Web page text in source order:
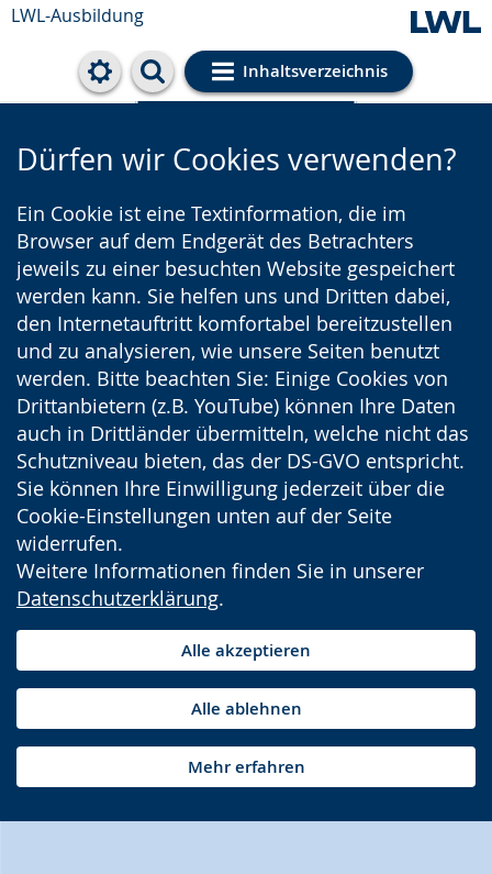
LWL-Ausbildung
Inhaltsverzeichnis
Cookie-Einstellungen
Dürfen wir Cookies verwenden?
Ein Cookie ist eine Textinformation, die im
Browser auf dem Endgerät des Betrachters
jeweils zu einer besuchten Website gespeichert
werden kann. Sie helfen uns und Dritten dabei,
den Internetauftritt komfortabel bereitzustellen
und zu analysieren, wie unsere Seiten benutzt
werden. Bitte beachten Sie: Einige Cookies von
Drittanbietern (z.B. YouTube) können Ihre Daten
auch in Drittländer übermitteln, welche nicht das
Schutzniveau bieten, das der DS-GVO entspricht.
Sie können Ihre Einwilligung jederzeit über die
Cookie-Einstellungen unten auf der Seite
widerrufen.
Weitere Informationen finden Sie in unserer
Datenschutzerklärung.
Alle akzeptieren
Alle ablehnen
Mehr erfahren